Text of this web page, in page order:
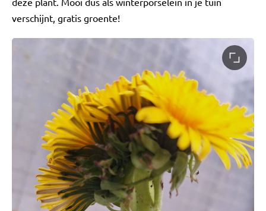
verschijnt, gratis groente!